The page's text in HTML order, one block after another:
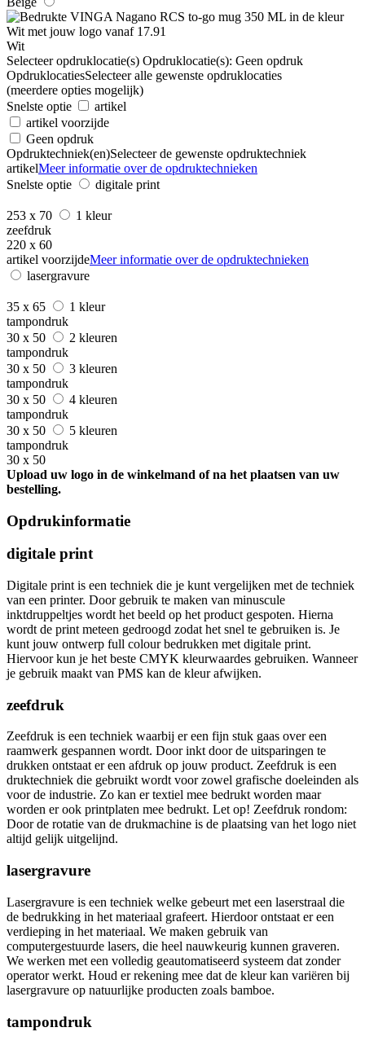
Wit
Selecteer opdruklocatie(s) Opdruklocatie(s): Geen opdruk
OpdruklocatiesSelecteer alle gewenste opdruklocaties
(meerdere opties mogelijk)
Snelste optie
artikel
artikel voorzijde
Geen opdruk
Opdruktechniek(en)Selecteer de gewenste opdruktechniek
artikelMeer informatie over de opdruktechnieken
Snelste optie
digitale print
253 x 70
1 kleur
zeefdruk
220 x 60
artikel voorzijdeMeer informatie over de opdruktechnieken
lasergravure
35 x 65
1 kleur
tampondruk
30 x 50
2 kleuren
tampondruk
30 x 50
3 kleuren
tampondruk
30 x 50
4 kleuren
tampondruk
30 x 50
5 kleuren
tampondruk
30 x 50
Upload uw logo in de winkelmand of na het plaatsen van uw
bestelling.
Opdrukinformatie
digitale print
Digitale print is een techniek die je kunt vergelijken met de techniek
van een printer. Door gebruik te maken van minuscule
inktdruppeltjes wordt het beeld op het product gespoten. Hierna
wordt de print meteen gedroogd zodat het snel te gebruiken is. Je
kunt jouw ontwerp full colour bedrukken met digitale print.
Hiervoor kun je het beste CMYK kleurwaardes gebruiken. Wanneer
je gebruik maakt van PMS kan de kleur afwijken.
zeefdruk
Zeefdruk is een techniek waarbij er een fijn stuk gaas over een
raamwerk gespannen wordt. Door inkt door de uitsparingen te
drukken ontstaat er een afdruk op jouw product. Zeefdruk is een
druktechniek die gebruikt wordt voor zowel grafische doeleinden als
voor de industrie. Zo kan er textiel mee bedrukt worden maar
worden er ook printplaten mee bedrukt. Let op! Zeefdruk rondom:
Door de rotatie van de drukmachine is de plaatsing van het logo niet
altijd gelijk uitgelijnd.
lasergravure
Lasergravure is een techniek welke gebeurt met een laserstraal die
de bedrukking in het materiaal grafeert. Hierdoor ontstaat er een
verdieping in het materiaal. We maken gebruik van
computergestuurde lasers, die heel nauwkeurig kunnen graveren.
We werken met een volledig geautomatiseerd systeem dat zonder
operator werkt. Houd er rekening mee dat de kleur kan variëren bij
lasergravure op natuurlijke producten zoals bamboe.
tampondruk